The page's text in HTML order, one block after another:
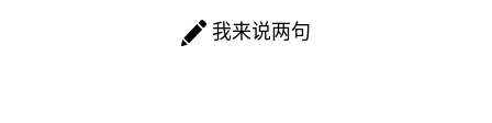
我来说两句